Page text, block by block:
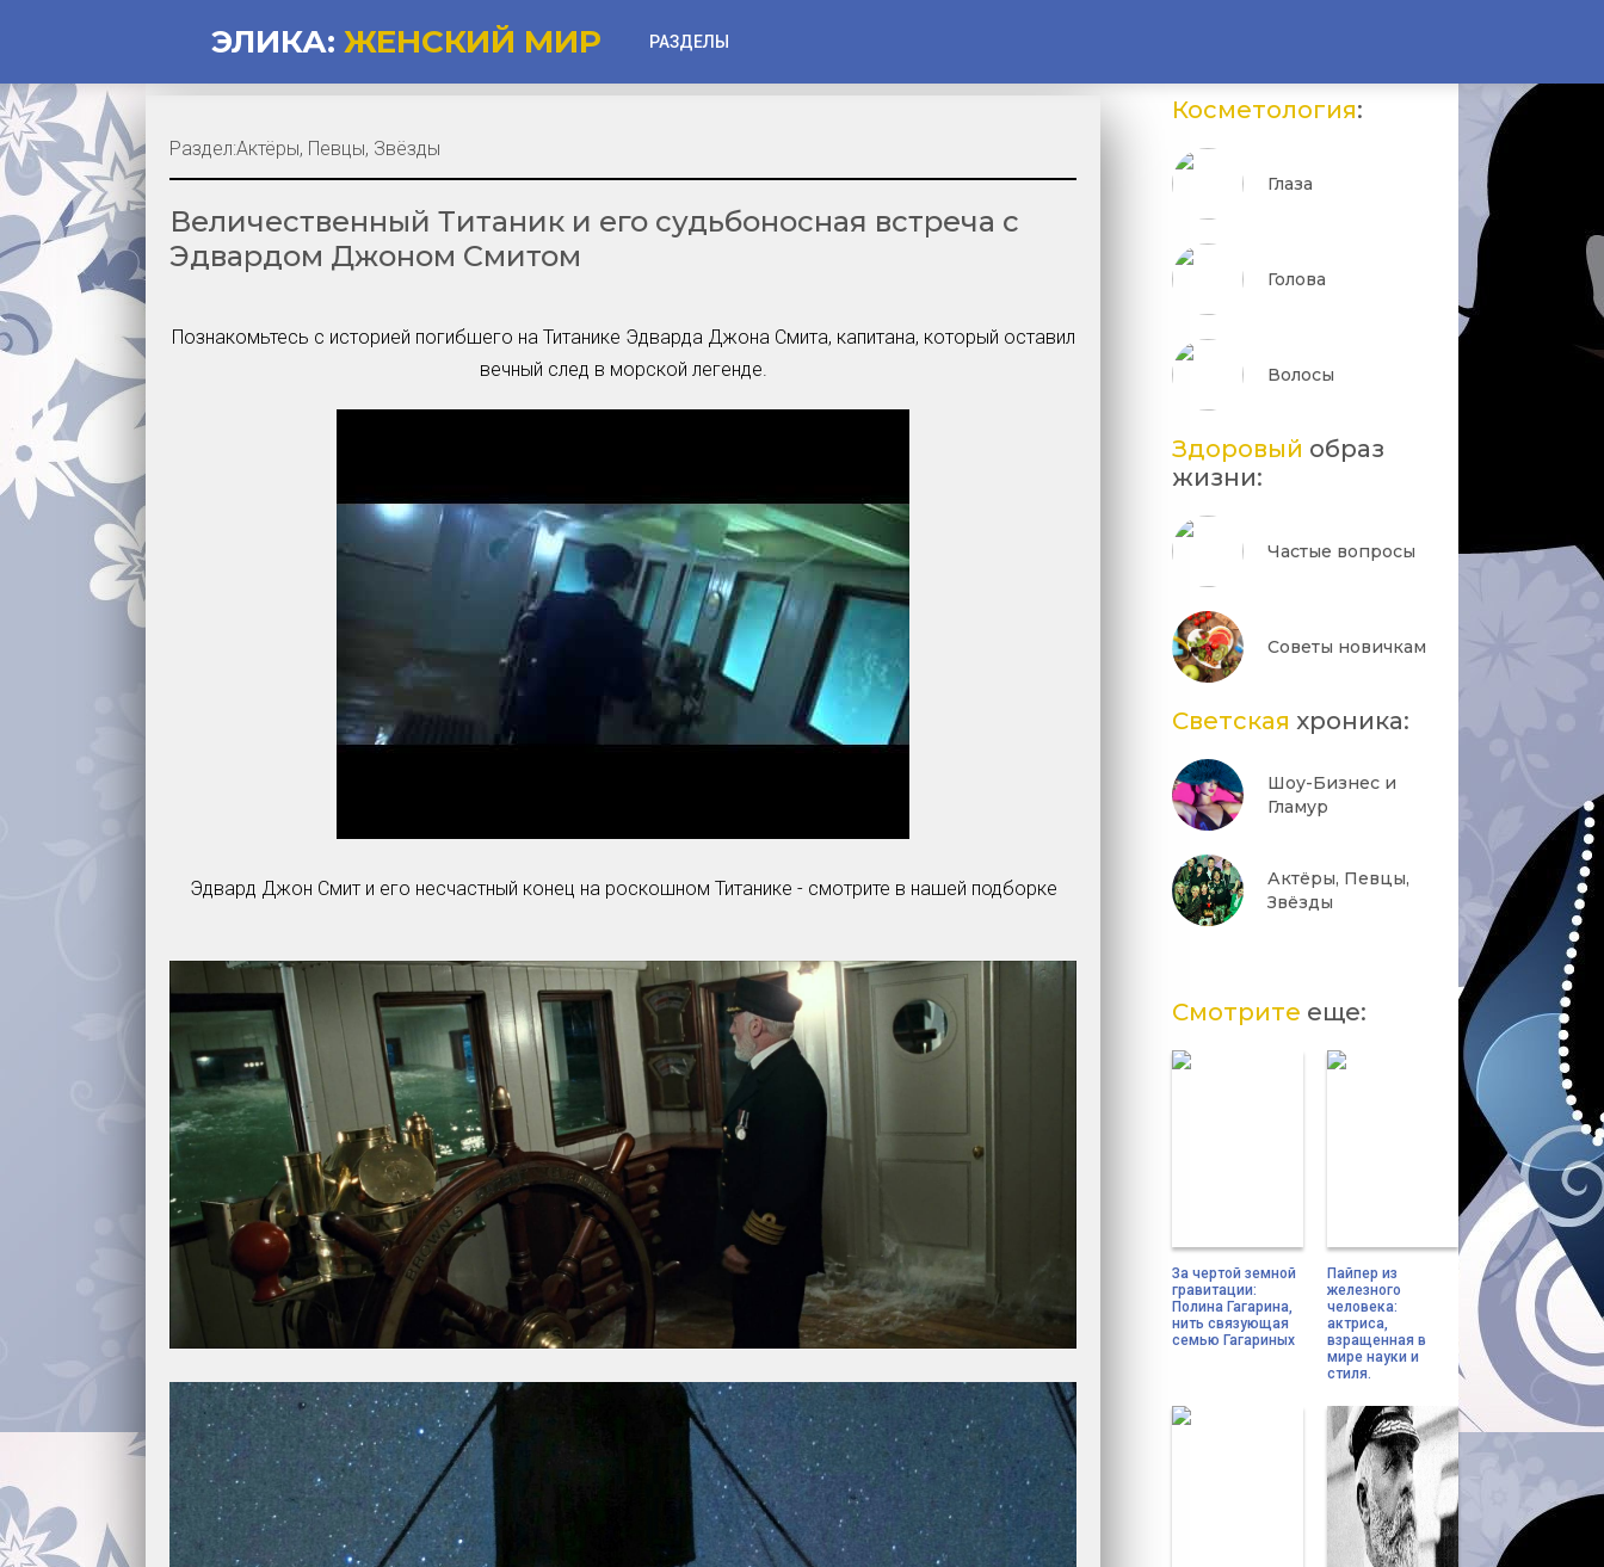
ЭЛИКА: ЖЕНСКИЙ МИР РАЗДЕЛЫ
Губы
Частые вопросы
Советы новичкам
Прошлое и Настоящее
Умная уборка
Секреты стирки
Величественный Титаник и его судьбоносная встреча с
Эдвардом Джоном Смитом
Познакомьтесь с историей погибшего на Титанике Эдварда Джона Смита, капитана, который оставил
вечный след в морской легенде.
Эдвард Джон Смит и его несчастный конец на роскошном Титанике - смотрите в нашей подборке
Раздел:Актёры, Певцы, Звёзды
Косметология:
Глаза
Голова
Волосы
Здоровый образ
жизни:
Частые вопросы
Советы новичкам
Светская хроника:
Шоу-Бизнес и
Гламур
Актёры, Певцы,
Звёзды
Смотрите еще:
За чертой земной
гравитации:
Полина Гагарина,
нить связующая
семью Гагариных
Пайпер из
железного
человека:
актриса,
взращенная в
мире науки и
стиля.